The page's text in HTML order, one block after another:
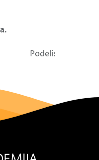
Podeli: